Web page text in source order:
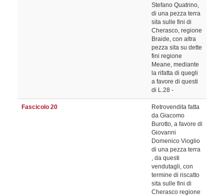
Stefano Quatrino,
di una pezza terra
sita sulle fini di
Cherasco, regione
Braide, con altra
pezza sita su dette
fini regione
Meane, mediante
la rifatta di quegli
a favore di questi
di L.28 -
Fascicolo 20
Retrovendita fatta
da Giacomo
Burotto, a favore di
Giovanni
Domenico Vioglio
di una pezza terra
, da questi
vendutagli, con
termine di riscatto
sita sulle fini di
Cherasco regione